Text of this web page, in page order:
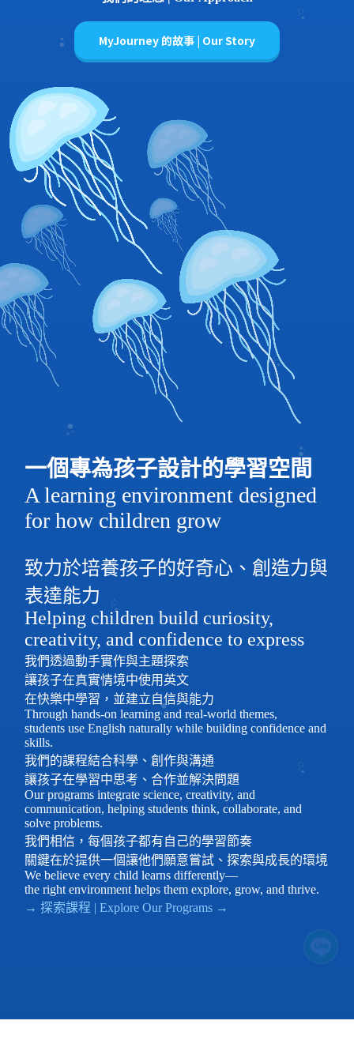
MyJourney 的故事 | Our Story
一個專為孩子設計的學習空間
A learning environment designed
for how children grow
致力於培養孩子的好奇心、創造力與
表達能力
Helping children build curiosity,
creativity, and confidence to express
我們透過動手實作與主題探索
讓孩子在真實情境中使用英文
在快樂中學習，並建立自信與能力
Through hands-on learning and real-world themes,
students use English naturally while building confidence and
skills.
我們的課程結合科學、創作與溝通
讓孩子在學習中思考、合作並解決問題
Our programs integrate science, creativity, and
communication, helping students think, collaborate, and
solve problems.
我們相信，每個孩子都有自己的學習節奏
關鍵在於提供一個讓他們願意嘗試、探索與成長的環境
We believe every child learns differently—
the right environment helps them explore, grow, and thrive.
→ 探索課程 | Explore Our Programs →